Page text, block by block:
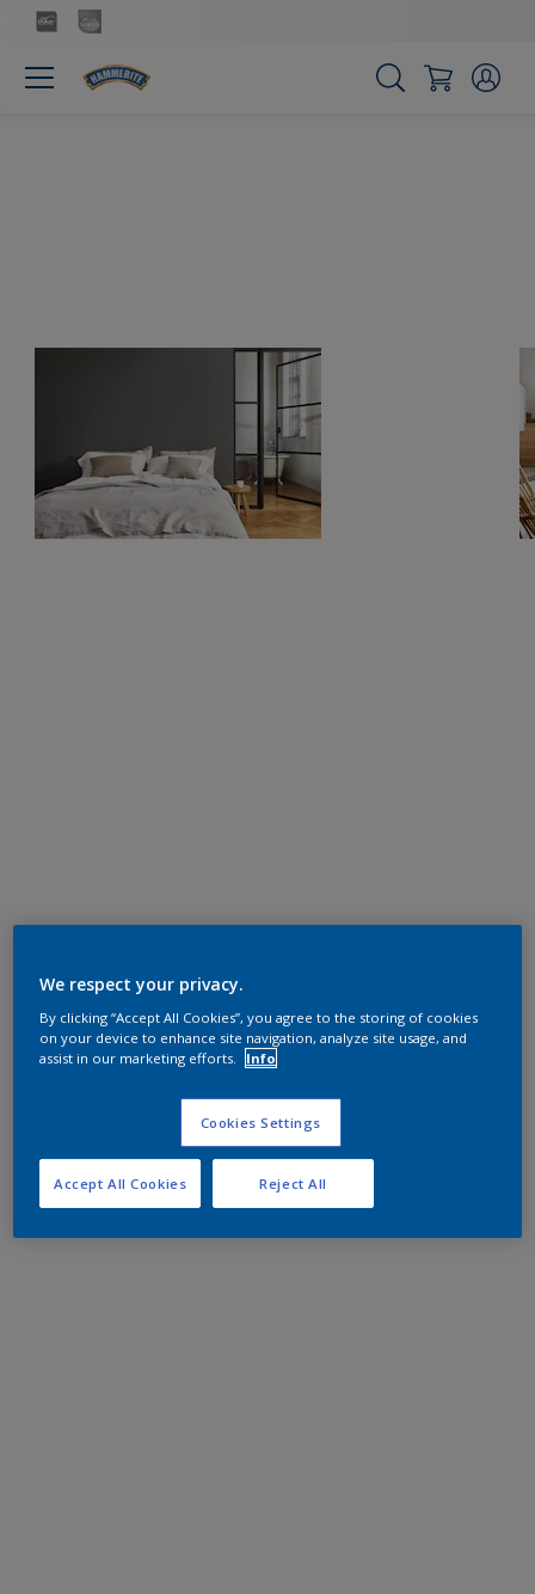
We respect your privacy.
By clicking “Accept All Cookies”, you agree to the storing of cookies
on your device to enhance site navigation, analyze site usage, and
assist in our marketing efforts.
Info
Cookies Settings
Reject All
Accept All Cookies